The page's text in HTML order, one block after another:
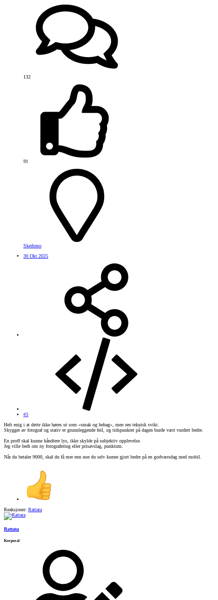
132
91
Skedsmo
30 Okt 2025
#3
Helt enig i at dette ikke høres ut som «smak og behag», men ren teknisk svikt.
Skygger av fotograf og stativ er grunnleggende feil, og tidspunktet på dagen burde vært vurdert bedre.
En proff skal kunne håndtere lys, ikke skylde på subjektiv opplevelse.
Jeg ville bedt om ny fotografering eller prisavslag, punktum.
Når du betaler 9000, skal du få mer enn noe du selv kunne gjort bedre på en godværsdag med mobil.
Reaksjoner: Rattata
Rattata
Korporal